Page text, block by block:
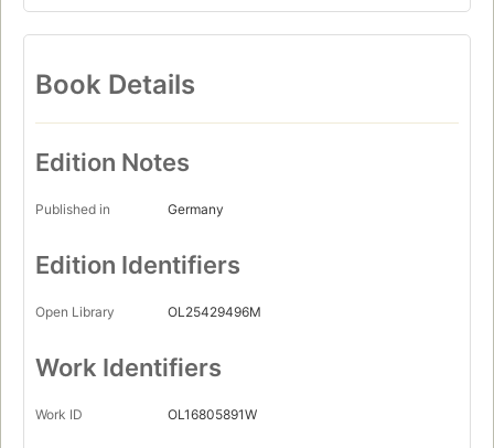
Book Details
Edition Notes
Published in Germany
Edition Identifiers
Open Library OL25429496M
Work Identifiers
Work ID OL16805891W